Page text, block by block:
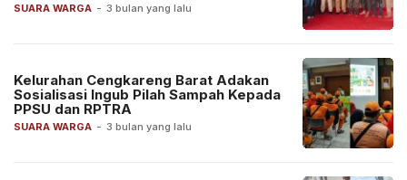
SUARA WARGA - 3 bulan yang lalu
SUARA WARGA - 3 bulan yang lalu
Kelurahan Cengkareng Barat Adakan
Sosialisasi Ingub Pilah Sampah Kepada
PPSU dan RPTRA